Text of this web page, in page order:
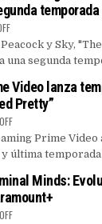
temporada
ON EL “CHACAL”
y Sky,
una segunda
Video lanza
Pretty”
ON PRIME VIDEO
Prime Video
última temporada
Minds:
ON “CRIMINAL MINDS: